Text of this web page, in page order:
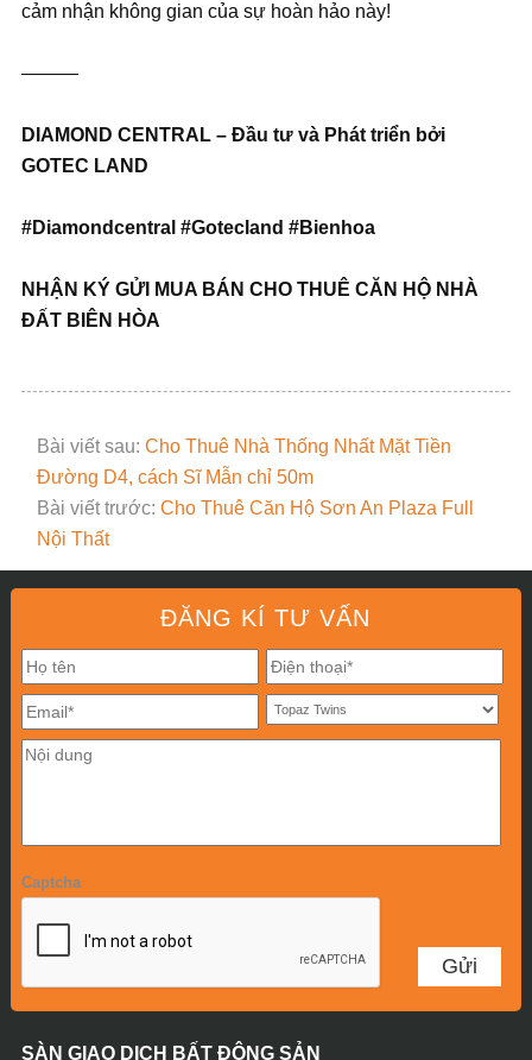
cảm nhận không gian của sự hoàn hảo này!
———
DIAMOND CENTRAL – Đầu tư và Phát triển bởi
GOTEC LAND
#Diamondcentral #Gotecland #Bienhoa
NHẬ N KÝ GỬI MUA BÁN CHO THUÊ CĂ N HỘNHÀ
ĐẤT BIÊN HÒA
Bài viết sau: Cho Thuê Nhà Thống Nhất Mặt Tiền
Đường D4, cách Sĩ Mẫn chỉ 50m
Bài viết trước: Cho Thuê Căn Hộ Sơn An Plaza Full
Nội Thất
ĐĂNG KÍ TƯ VẤN
Captcha
SÀN GIAO DỊCH BẤT ĐỘNG SẢN